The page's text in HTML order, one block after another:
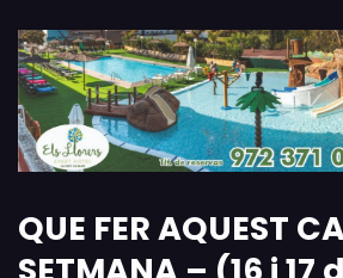
QUE FER AQUEST